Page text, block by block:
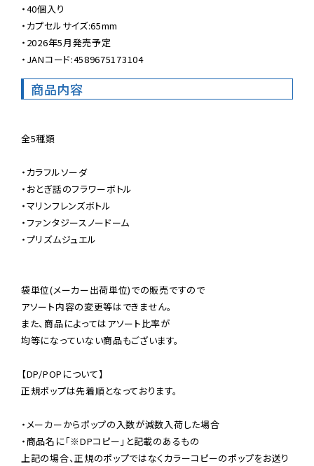
・40個入り
・カプセルサイズ:65mm
・2026年5月発売予定
・JANコード:4589675173104
商品内容
全5種類
・カラフルソーダ
・おとぎ話のフラワーボトル
・マリンフレンズボトル
・ファンタジースノードーム
・プリズムジュエル
袋単位(メーカー出荷単位)での販売ですので
アソート内容の変更等はできません。
また、商品によってはアソート比率が
均等になっていない商品もございます。
【DP/POPについて】
正規ポップは先着順となっております。
・メーカーからポップの入数が減数入荷した場合
・商品名に「※DPコピー」と記載のあるもの
上記の場合、正規のポップではなくカラーコピーのポップをお送り